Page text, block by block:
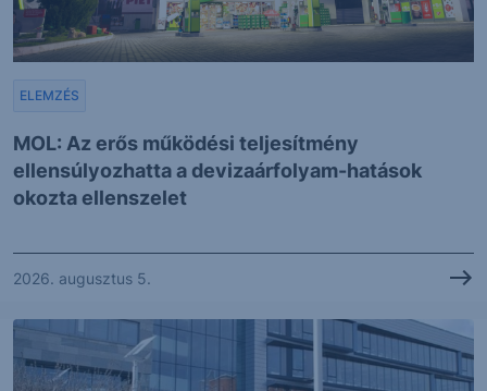
MOL: Az erős működési teljesítmény
ellensúlyozhatta a devizaárfolyam-hatások
okozta ellenszelet
ELEMZÉS
2026. augusztus 5.